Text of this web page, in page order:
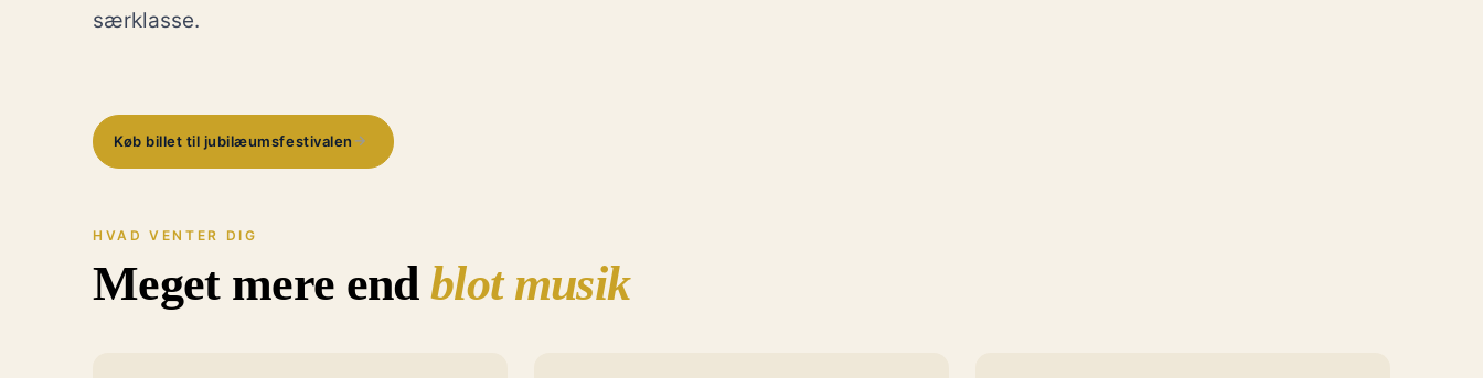
særklasse.
Køb billet til jubilæumsfestivalen→
HVAD VENTER DIG
Meget mere endblot musik